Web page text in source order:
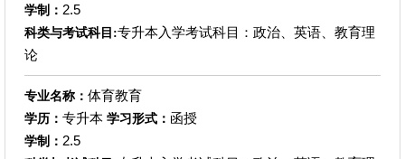
学制： 2.5
科类与考试科目:专升本入学考试科目：政治、英语、教育理
论
专业名称： 体育教育
学历： 专升本 学习形式： 函授
学制： 2.5